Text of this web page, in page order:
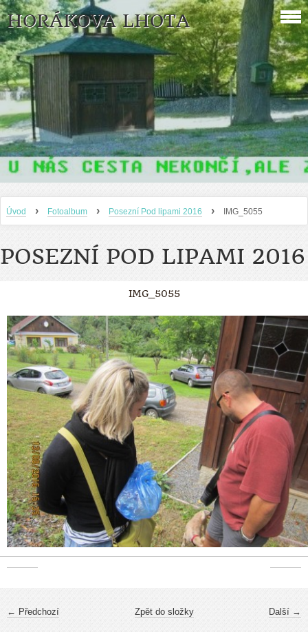
HORÁKOVA LHOTA
Úvod › Fotoalbum › Posezní Pod lipami 2016 › IMG_5055
POSEZNÍ POD LIPAMI 2016
IMG_5055
← Předchozí Další →
Zpět do složky